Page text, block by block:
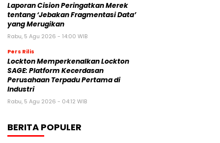
Laporan Cision Peringatkan Merek
tentang ‘Jebakan Fragmentasi Data’
yang Merugikan
Rabu, 5 Agu 2026 - 14:00 WIB
Pers Rilis
Lockton Memperkenalkan Lockton
SAGE: Platform Kecerdasan
Perusahaan Terpadu Pertama di
Industri
Rabu, 5 Agu 2026 - 04:12 WIB
BERITA POPULER